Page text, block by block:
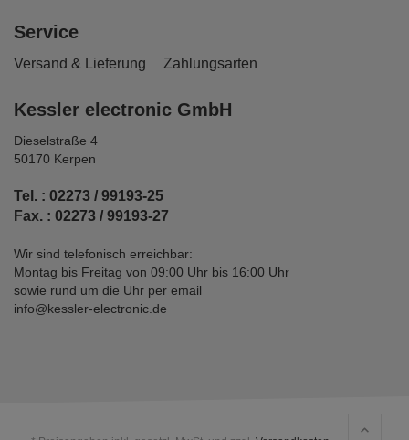
Service
Versand & Lieferung Zahlungsarten
Kessler electronic GmbH
Dieselstraße 4
50170 Kerpen
Tel. : 02273 / 99193-25
Fax. : 02273 / 99193-27
Wir sind telefonisch erreichbar:
Montag bis Freitag von 09:00 Uhr bis 16:00 Uhr
sowie rund um die Uhr per email
info@kessler-electronic.de